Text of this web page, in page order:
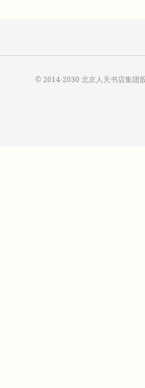
© 2014-2030 北京人天书店集团